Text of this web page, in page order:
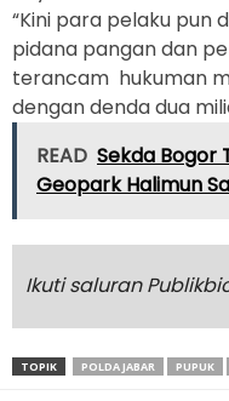
“Kini para pelaku pun
pidana pangan dan
terancam hukuman
dengan denda dua
READ Sekda Bogor
Geopark Halimun
Ikuti saluran
TOPIK POLDA JABAR PUPUK